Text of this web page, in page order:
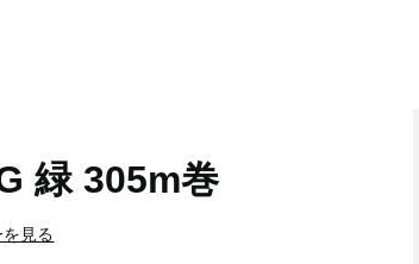
緑 305m巻
見る